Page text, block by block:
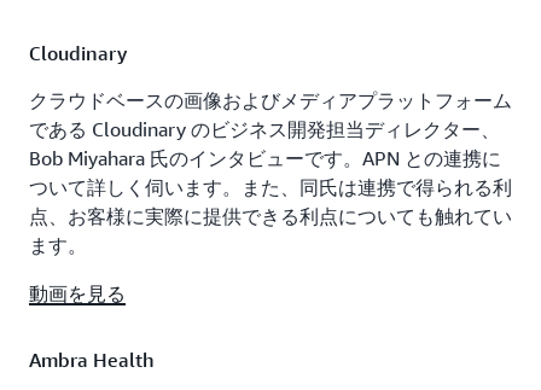
Cloudinary
クラウドベースの画像およびメディアプラットフォーム
である Cloudinary のビジネス開発担当ディレクター、
Bob Miyahara 氏のインタビューです。APN との連携に
ついて詳しく伺います。また、同氏は連携で得られる利
点、お客様に実際に提供できる利点についても触れてい
ます。
動画を見る
Ambra Health